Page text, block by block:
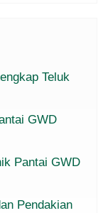
Teluk
GWD
Pantai GWD
Pendakian